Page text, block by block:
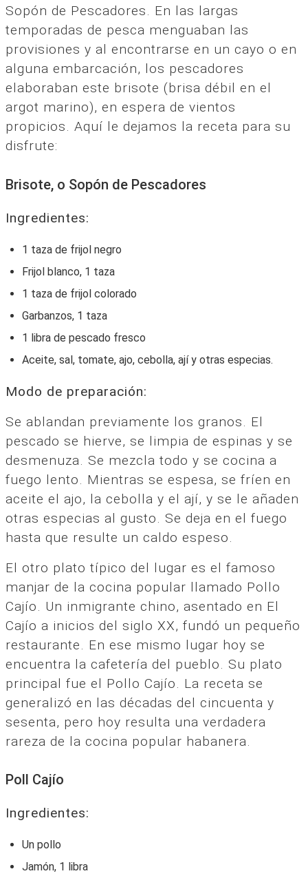
Sopón de Pescadores. En las largas
temporadas de pesca menguaban las
provisiones y al encontrarse en un cayo o en
alguna embarcación, los pescadores
elaboraban este brisote (brisa débil en el
argot marino), en espera de vientos
propicios. Aquí le dejamos la receta para su
disfrute:
Brisote, o Sopón de Pescadores
Ingredientes:
1 taza de frijol negro
Frijol blanco, 1 taza
1 taza de frijol colorado
Garbanzos, 1 taza
1 libra de pescado fresco
Aceite, sal, tomate, ajo, cebolla, ají y otras especias.
Modo de preparación:
Se ablandan previamente los granos. El
pescado se hierve, se limpia de espinas y se
desmenuza. Se mezcla todo y se cocina a
fuego lento. Mientras se espesa, se fríen en
aceite el ajo, la cebolla y el ají, y se le añaden
otras especias al gusto. Se deja en el fuego
hasta que resulte un caldo espeso.
El otro plato típico del lugar es el famoso
manjar de la cocina popular llamado Pollo
Cajío. Un inmigrante chino, asentado en El
Cajío a inicios del siglo XX, fundó un pequeño
restaurante. En ese mismo lugar hoy se
encuentra la cafetería del pueblo. Su plato
principal fue el Pollo Cajío. La receta se
generalizó en las décadas del cincuenta y
sesenta, pero hoy resulta una verdadera
rareza de la cocina popular habanera.
Poll Cajío
Ingredientes:
Un pollo
Jamón, 1 libra